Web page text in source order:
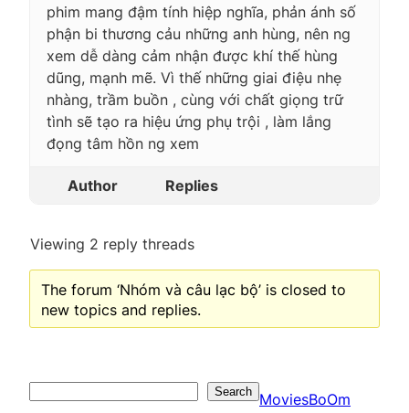
phim mang đậm tính hiệp nghĩa, phản ánh số
phận bi thương cảu những anh hùng, nên ng
xem dễ dàng cảm nhận được khí thế hùng
dũng, mạnh mẽ. Vì thế những giai điệu nhẹ
nhàng, trầm buồn , cùng với chất giọng trữ
tình sẽ tạo ra hiệu ứng phụ trội , làm lắng
đọng tâm hồn ng xem
Author Replies
Viewing 2 reply threads
The forum ‘Nhóm và câu lạc bộ’ is closed to
new topics and replies.
Search MoviesBoOm